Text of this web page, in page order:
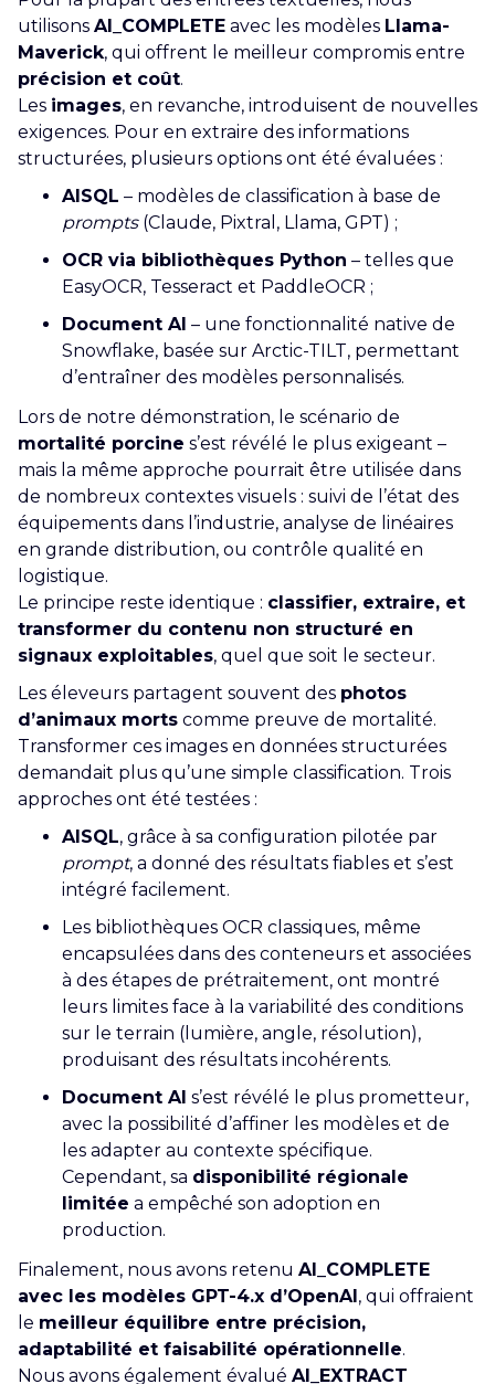
utilisons AI_COMPLETE avec les modèles Llama-
Maverick, qui offrent le meilleur compromis entre
précision et coût.
Les images, en revanche, introduisent de nouvelles
exigences. Pour en extraire des informations
structurées, plusieurs options ont été évaluées :
AISQL – modèles de classification à base de
prompts(Claude, Pixtral, Llama, GPT) ;
OCR via bibliothèques Python – telles que
EasyOCR, Tesseract et PaddleOCR ;
Document AI – une fonctionnalité native de
Snowflake, basée sur Arctic-TILT, permettant
d’entraîner des modèles personnalisés.
Lors de notre démonstration, le scénario de
mortalité porcine s’est révélé le plus exigeant –
mais la même approche pourrait être utilisée dans
de nombreux contextes visuels : suivi de l’état des
équipements dans l’industrie, analyse de linéaires
en grande distribution, ou contrôle qualité en
logistique.
Le principe reste identique : classifier, extraire, et
transformer du contenu non structuré en
signaux exploitables, quel que soit le secteur.
Les éleveurs partagent souvent des photos
d’animaux morts comme preuve de mortalité.
Transformer ces images en données structurées
demandait plus qu’une simple classification. Trois
approches ont été testées :
AISQL, grâce à sa configuration pilotée par
prompt, a donné des résultats fiables et s’est
intégré facilement.
Les bibliothèques OCR classiques, même
encapsulées dans des conteneurs et associées
à des étapes de prétraitement, ont montré
leurs limites face à la variabilité des conditions
sur le terrain (lumière, angle, résolution),
produisant des résultats incohérents.
Document AI s’est révélé le plus prometteur,
avec la possibilité d’affiner les modèles et de
les adapter au contexte spécifique.
Cependant, sa disponibilité régionale
limitée a empêché son adoption en
production.
Finalement, nous avons retenu AI_COMPLETE
avec les modèles GPT-4.x d’OpenAI, qui offraient
le meilleur équilibre entre précision,
adaptabilité et faisabilité opérationnelle.
Nous avons également évalué AI_EXTRACT